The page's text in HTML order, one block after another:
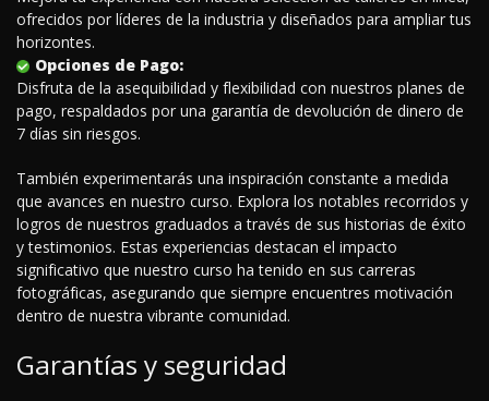
ofrecidos por líderes de la industria y diseñados para ampliar tus
horizontes.
Opciones de Pago:
Disfruta de la asequibilidad y flexibilidad con nuestros planes de
pago, respaldados por una garantía de devolución de dinero de
7 días sin riesgos.
También experimentarás una inspiración constante a medida
que avances en nuestro curso. Explora los notables recorridos y
logros de nuestros graduados a través de sus historias de éxito
y testimonios. Estas experiencias destacan el impacto
significativo que nuestro curso ha tenido en sus carreras
fotográficas, asegurando que siempre encuentres motivación
dentro de nuestra vibrante comunidad.
Garantías y seguridad